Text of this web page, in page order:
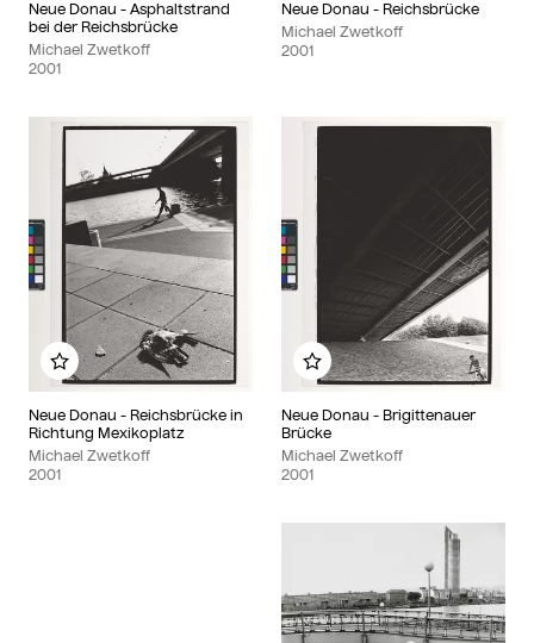
Neue Donau - Asphaltstrand
bei der Reichsbrücke
Michael Zwetkoff
2001
Neue Donau - Reichsbrücke
Michael Zwetkoff
2001
Neue Donau - Reichsbrücke in
Richtung Mexikoplatz
Michael Zwetkoff
2001
Zu meinem Album hinzufügen
Neue Donau - Brigittenauer
Brücke
Michael Zwetkoff
2001
Zu meinem Album